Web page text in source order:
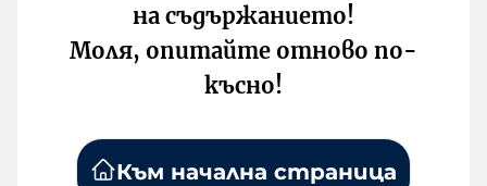
на съдържанието!
Моля, опитайте отново по-
късно!
Към начална страница